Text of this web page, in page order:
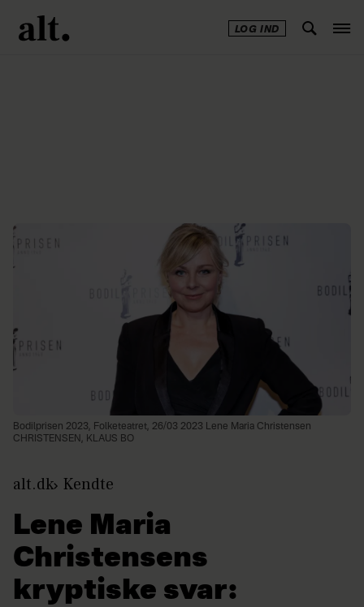
LOG IND
Bodilprisen 2023, Folketeatret, 26/03 2023 Lene Maria Christensen
CHRISTENSEN, KLAUS BO
alt.dk Kendte
Lene Maria
Christensens
kryptiske svar: